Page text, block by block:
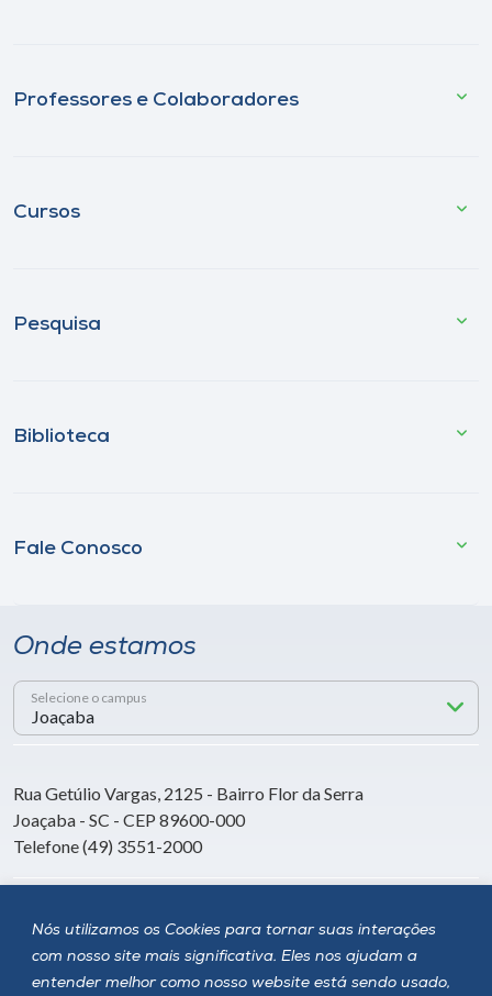
Nós utilizamos os Cookies para tornar suas interações
com nosso site mais significativa. Eles nos ajudam a
entender melhor como nosso website está sendo usado,
Professores e Colaboradores
Cursos
Pesquisa
Biblioteca
Fale Conosco
Onde estamos
Selecione o campus
Rua Getúlio Vargas, 2125 - Bairro Flor da Serra
Joaçaba - SC - CEP 89600-000
Telefone (49) 3551-2000
Siga a Unoesc